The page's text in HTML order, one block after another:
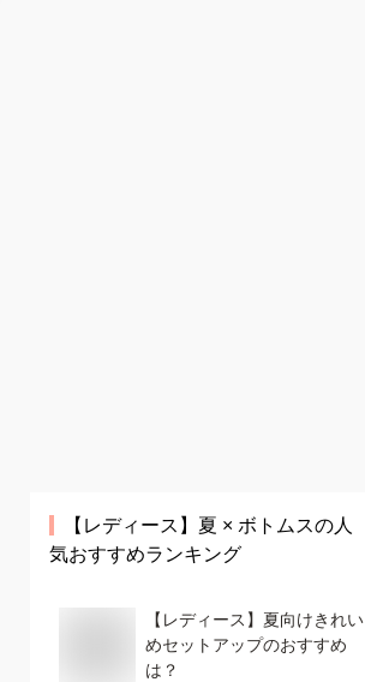
【レディース】 夏 × ボトムスの人
気おすすめランキング
【レディース】夏向けきれい
めセットアップのおすすめ
は？